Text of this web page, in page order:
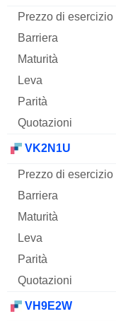
VK2N1U
VH9E2W